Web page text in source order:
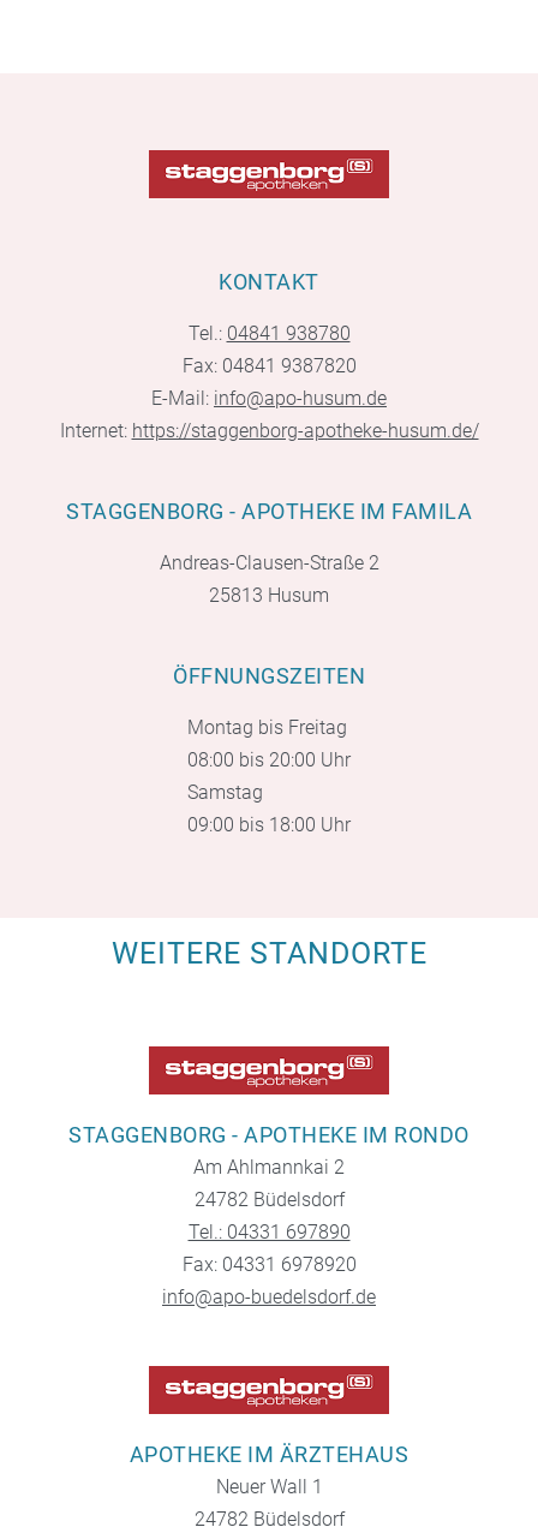
KONTAKT
Tel.: 04841 938780
Fax: 04841 9387820
E-Mail: info@apo-husum.de
Internet: https://staggenborg-apotheke-husum.de/
STAGGENBORG - APOTHEKE IM FAMILA
Andreas-Clausen-Straße 2
25813 Husum
ÖFFNUNGSZEITEN
Montag bis Freitag
08:00 bis 20:00 Uhr
Samstag
09:00 bis 18:00 Uhr
WEITERE STANDORTE
STAGGENBORG - APOTHEKE IM RONDO
Am Ahlmannkai 2
24782 Büdelsdorf
Tel.: 04331 697890
Fax: 04331 6978920
info@apo-buedelsdorf.de
APOTHEKE IM ÄRZTEHAUS
Neuer Wall 1
24782 Büdelsdorf